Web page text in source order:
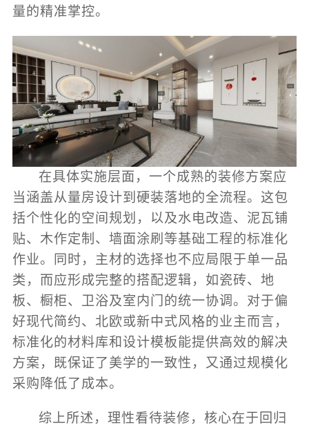
量的精准掌控。
在具体实施层面，一个成熟的装修方案应
当涵盖从量房设计到硬装落地的全流程。这包
括个性化的空间规划，以及水电改造、泥瓦铺
贴、木作定制、墙面涂刷等基础工程的标准化
作业。同时，主材的选择也不应局限于单一品
类，而应形成完整的搭配逻辑，如瓷砖、地
板、橱柜、卫浴及室内门的统一协调。对于偏
好现代简约、北欧或新中式风格的业主而言，
标准化的材料库和设计模板能提供高效的解决
方案，既保证了美学的一致性，又通过规模化
采购降低了成本。
综上所述，理性看待装修，核心在于回归